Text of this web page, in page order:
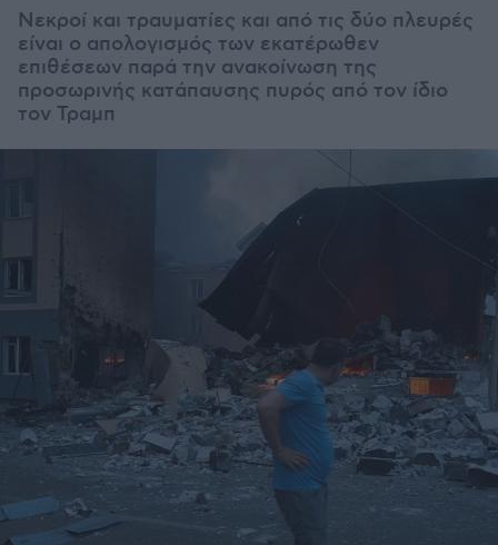
Νεκροί και τραυματίες και από τις δύο πλευρές
είναι ο απολογισμός των εκατέρωθεν
επιθέσεων παρά την ανακοίνωση της
προσωρινής κατάπαυσης πυρός από τον ίδιο
τον Τραμπ